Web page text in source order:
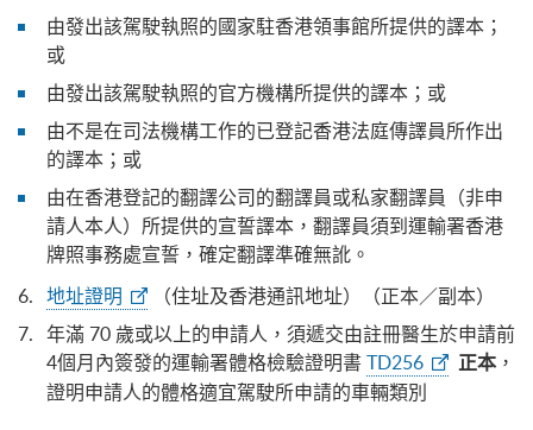
由發出該駕駛執照的國家駐香港領事館所提供的譯本；
或
由發出該駕駛執照的官方機構所提供的譯本；或
由不是在司法機構工作的已登記香港法庭傳譯員所作出
的譯本；或
由在香港登記的翻譯公司的翻譯員或私家翻譯員（非申
請人本人）所提供的宣誓譯本，翻譯員須到運輸署香港
牌照事務處宣誓，確定翻譯準確無訛。
地址證明
（住址及香港通訊地址）（正本／副本）
年滿 70 歲或以上的申請人，須遞交由註冊醫生於申請前
4個月內簽發的運輸署體格檢驗證明書TD256 正本 ，
證明申請人的體格適宜駕駛所申請的車輛類別